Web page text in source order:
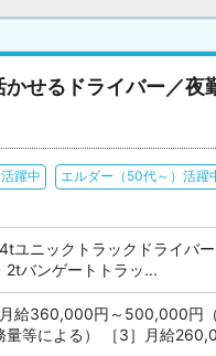
せるドライバー／夜
躍中 エルダー（50代～）活躍
4tユニックトラックドライバ
2tバンゲートトラッ...
月給360,000円～500,000円
量等による） ［3］月給